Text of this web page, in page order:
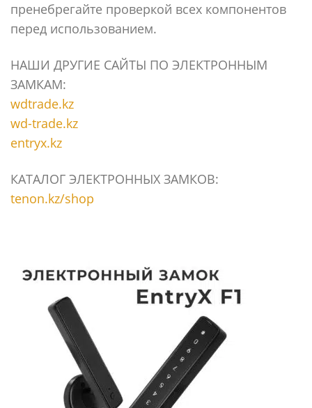
пренебрегайте проверкой всех компонентов
перед использованием.
НАШИ ДРУГИЕ САЙТЫ ПО ЭЛЕКТРОННЫМ
ЗАМКАМ:
wdtrade.kz
wd-trade.kz
entryx.kz
КАТАЛОГ ЭЛЕКТРОННЫХ ЗАМКОВ:
tenon.kz/shop